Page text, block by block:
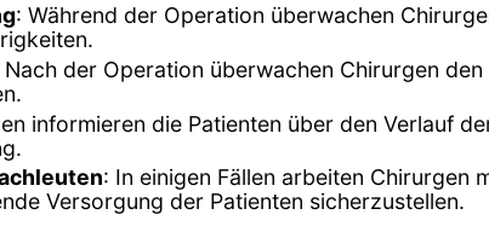
: Während der Operation überwachen
Nach der Operation überwachen Chirurgen
informieren die Patienten über den Verlauf
: In einigen Fällen arbeiten Chirurgen
Versorgung der Patienten sicherzustellen.